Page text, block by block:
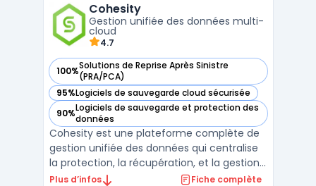
sécurisé, inventaire, alerting et reporting
pour ...
Cohesity
Gestion unifiée des données multi-
cloud
4.7
100%Solutions de Reprise Après Sinistre
(PRA/PCA)
— voir Cohesity dans cette catégorie
95%Logiciels de sauvegarde cloud sécurisée
— voir Cohesity dans cette catégorie
90%Logiciels de sauvegarde et protection des
données
— voir Cohesity dans cette catégorie
Cohesity est une plateforme complète de
gestion unifiée des données qui centralise
la protection, la récupération, et la gestion
des données sur des environnements
Plus d’infos Fiche complète